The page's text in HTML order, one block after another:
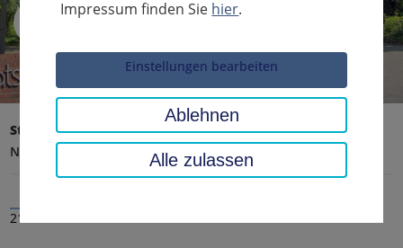
Sucheingabe
Startseite Landratsamt, Landkreis
Aktuelles
Nachrichten
21.11.2023
Impressum finden Sie hier.
Einstellungen bearbeiten
Ablehnen
Alle zulassen